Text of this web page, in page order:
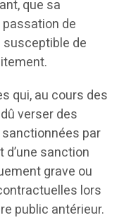
que sa
de
susceptible de
qui, au cours des
verser des
par
d’une sanction
grave ou
lors
public antérieur.